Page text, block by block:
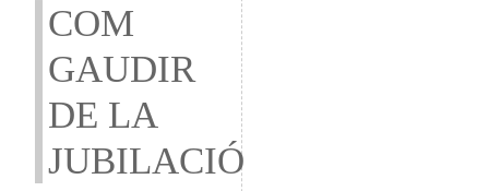
COM
GAUDIR
DE LA
JUBILACIÓ